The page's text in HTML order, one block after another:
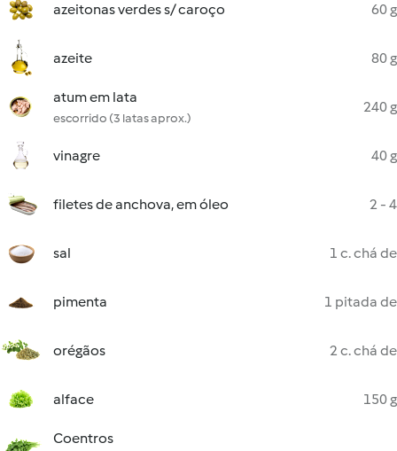
azeitonas verdes s/ caroço 60 g
azeite 80 g
atum em lata
escorrido (3 latas aprox.)
240 g
vinagre 40 g
filetes de anchova, em óleo 2 - 4
sal 1 c. chá de
pimenta 1 pitada de
orégãos 2 c. chá de
alface 150 g
Coentros